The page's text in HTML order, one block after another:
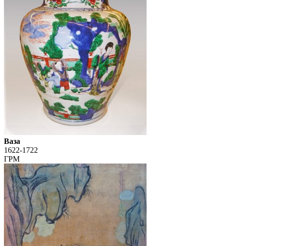
Ваза
1622-1722
ГРМ